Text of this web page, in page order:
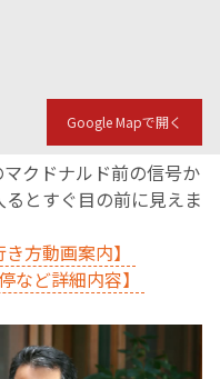
Google Mapで開く
クドナルド前の信号か
とすぐ目の前に見えま
方動画案内】
など詳細内容】